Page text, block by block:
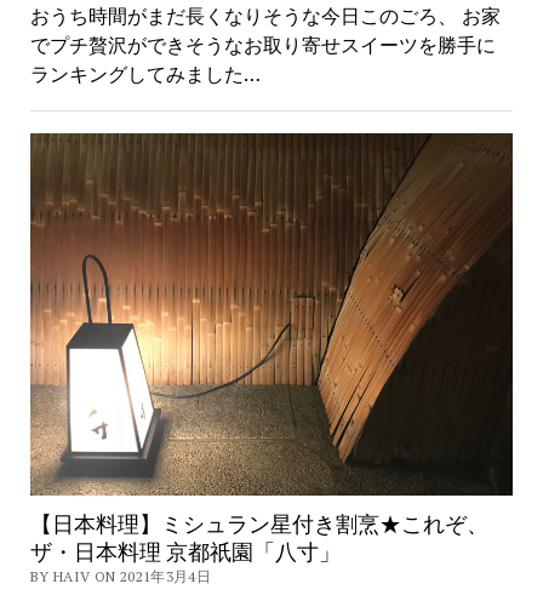
おうち時間がまだ長くなりそうな今日このごろ、 お家
でプチ贅沢ができそうなお取り寄せスイーツを勝手に
ランキングしてみました…
【日本料理】ミシュラン星付き割烹★これぞ、
ザ・日本料理 京都祇園「八寸」
BY HAIV ON 2021年3月4日